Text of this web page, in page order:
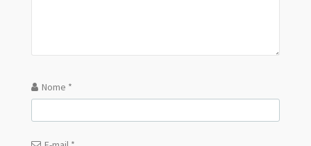
Nome *